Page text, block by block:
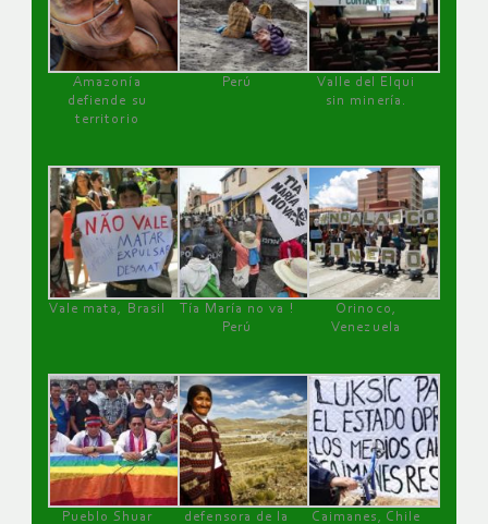
Amazonía
defiende su
territorio
Perú
Valle del Elqui
sin minería.
Vale mata, Brasil
Tía María no va !
Perú
Orinoco,
Venezuela
Pueblo Shuar defensora de la Caimanes, Chile